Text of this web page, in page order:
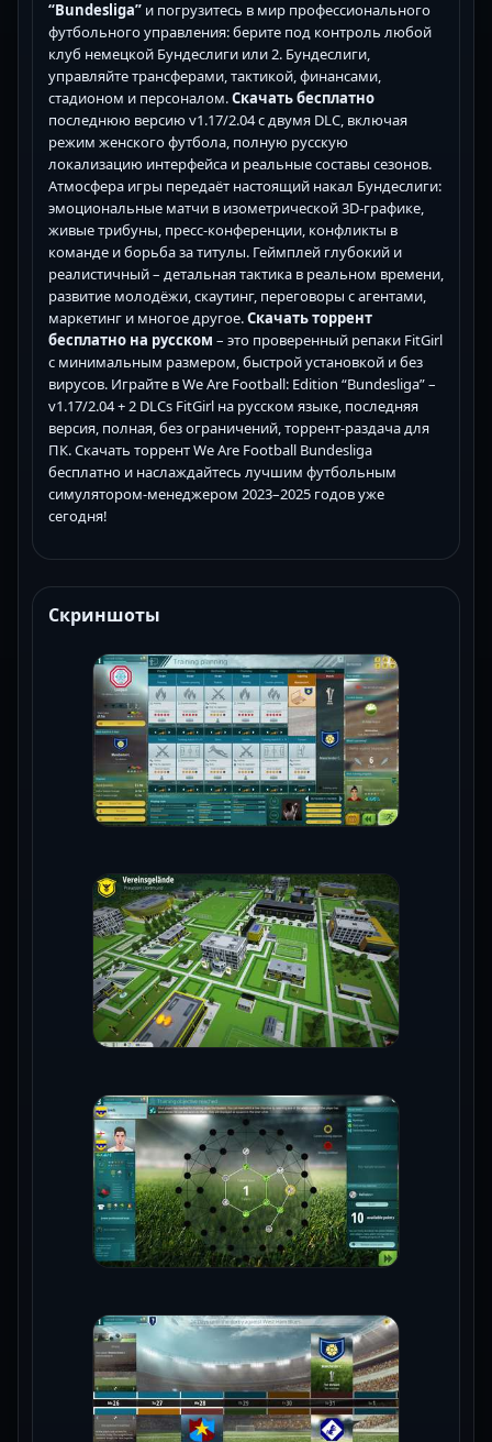
“Bundesliga” и погрузитесь в мир профессионального
футбольного управления: берите под контроль любой
клуб немецкой Бундеслиги или 2. Бундеслиги,
управляйте трансферами, тактикой, финансами,
стадионом и персоналом.Скачать бесплатно
последнюю версию v1.17/2.04 с двумя DLC, включая
режим женского футбола, полную русскую
локализацию интерфейса и реальные составы сезонов.
Атмосфера игры передаёт настоящий накал Бундеслиги:
эмоциональные матчи в изометрической 3D-графике,
живые трибуны, пресс-конференции, конфликты в
команде и борьба за титулы. Геймплей глубокий и
реалистичный – детальная тактика в реальном времени,
развитие молодёжи, скаутинг, переговоры с агентами,
маркетинг и многое другое.Скачать торрент
бесплатно на русском – это проверенный репаки FitGirl
с минимальным размером, быстрой установкой и без
вирусов. Играйте в We Are Football: Edition “Bundesliga” –
v1.17/2.04 + 2 DLCs FitGirl на русском языке, последняя
версия, полная, без ограничений, торрент-раздача для
ПК. Скачать торрент We Are Football Bundesliga
бесплатно и наслаждайтесь лучшим футбольным
симулятором-менеджером 2023–2025 годов уже
сегодня!
Скриншоты